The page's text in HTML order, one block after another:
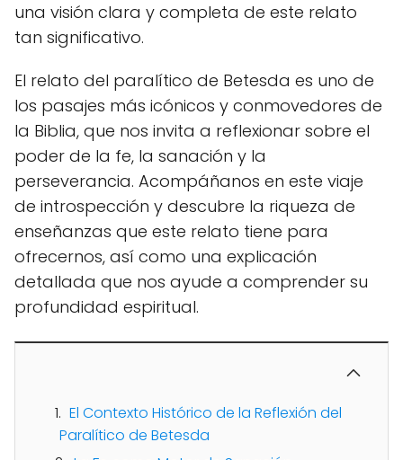
una visión clara y completa de este relato
tan significativo.
El relato del paralítico de Betesda es uno de
los pasajes más icónicos y conmovedores de
la Biblia, que nos invita a reflexionar sobre el
poder de la fe, la sanación y la
perseverancia. Acompáñanos en este viaje
de introspección y descubre la riqueza de
enseñanzas que este relato tiene para
ofrecernos, así como una explicación
detallada que nos ayude a comprender su
profundidad espiritual.
El Contexto Histórico de la Reflexión del
Paralítico de Betesda